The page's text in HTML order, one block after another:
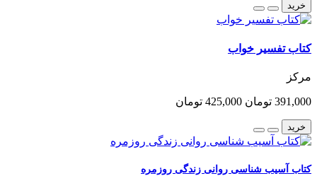
خرید
کتاب تفسیر خواب
مرکز
391,000 تومان 425,000 تومان
خرید
کتاب آسیب شناسی روانی زندگی روزمره